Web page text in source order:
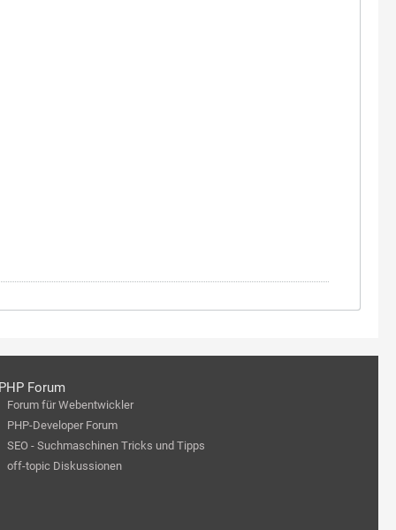
Forum
Forum für Webentwickler
PHP-Developer Forum
SEO - Suchmaschinen Tricks und Tipps
off-topic Diskussionen